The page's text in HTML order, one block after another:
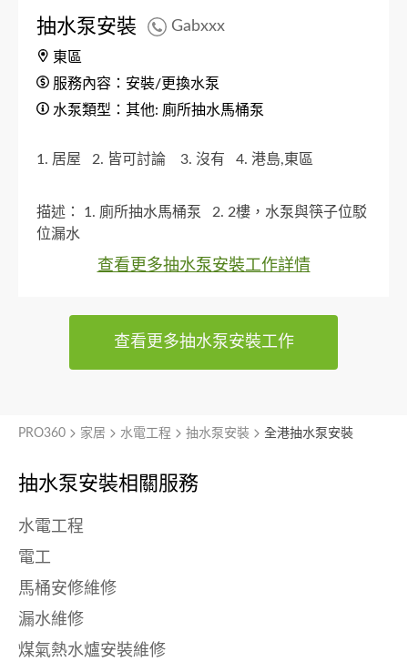
抽水泵安裝 Gabxxx
東區
服務內容：安裝/更換水泵
水泵類型：其他: 廁所抽水馬桶泵
1. 居屋 2. 皆可討論 3. 沒有 4. 港島,東區
描述： 1. 廁所抽水馬桶泵
2. 2樓，水泵與筷子位駁
位漏水
查看更多抽水泵安裝工作詳情
查看更多抽水泵安裝工作
抽水泵安裝相關服務
水電工程
電工
馬桶安修維修
漏水維修
煤氣熱水爐安裝維修
PRO360 家居 水電工程 抽水泵安裝 全港抽水泵安裝